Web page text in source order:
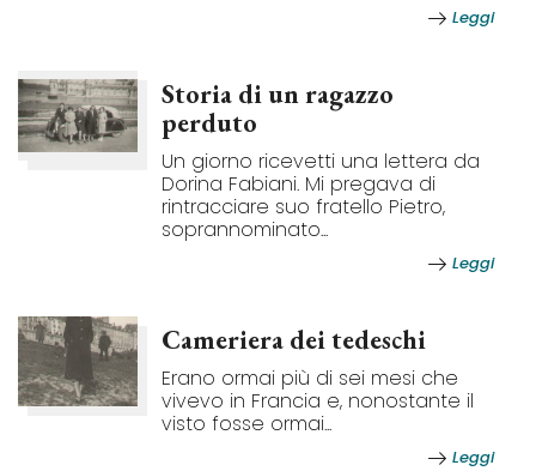
Leggi
Storia di un ragazzo
perduto
Un giorno ricevetti una lettera da
Dorina Fabiani. Mi pregava di
rintracciare suo fratello Pietro,
soprannominato...
Leggi
Cameriera dei tedeschi
Erano ormai più di sei mesi che
vivevo in Francia e, nonostante il
visto fosse ormai...
Leggi